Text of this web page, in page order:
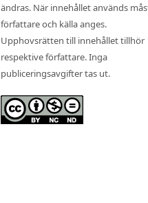
ändras. När innehållet används
författare och källa anges.
Upphovsrätten till innehållet tillhör
respektive författare. Inga
publiceringsavgifter tas ut.